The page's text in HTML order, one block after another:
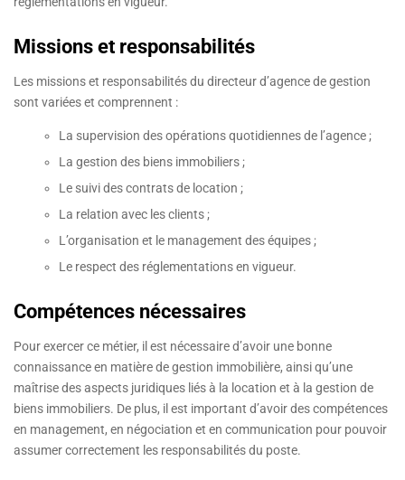
Missions et responsabilités
Les missions et responsabilités du directeur d’agence de gestion
sont variées et comprennent :
La supervision des opérations quotidiennes de l’agence ;
La gestion des biens immobiliers ;
Le suivi des contrats de location ;
La relation avec les clients ;
L’organisation et le management des équipes ;
Le respect des réglementations en vigueur.
Compétences nécessaires
Pour exercer ce métier, il est nécessaire d’avoir une bonne
connaissance en matière de gestion immobilière, ainsi qu’une
maîtrise des aspects juridiques liés à la location et à la gestion de
biens immobiliers. De plus, il est important d’avoir des compétences
en management, en négociation et en communication pour pouvoir
assumer correctement les responsabilités du poste.